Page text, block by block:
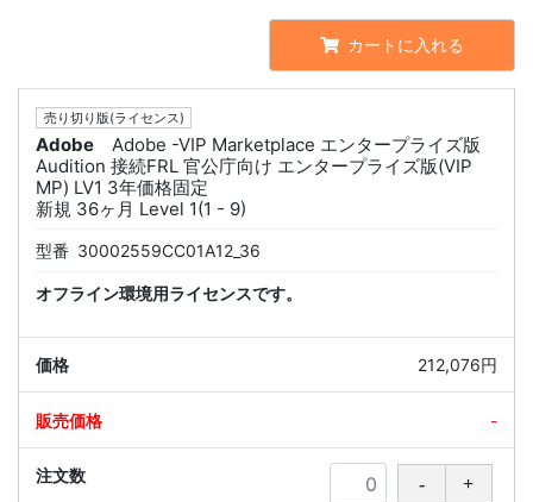
カートに入れる
売り切り版(ライセンス)
Adobe
Adobe -VIP Marketplace エンタープライズ版
Audition 接続FRL 官公庁向け エンタープライズ版(VIP
MP) LV1 3年価格固定
新規 36ヶ月 Level 1(1 - 9)
型番 30002559CC01A12_36
オフライン環境用ライセンスです。
212,076円
-